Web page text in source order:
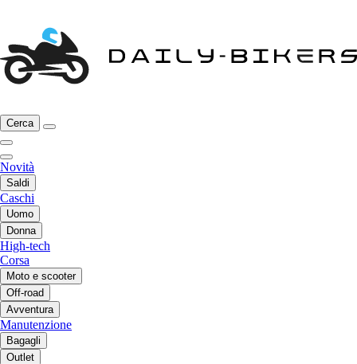
Cerca
Novità
Saldi
Caschi
Uomo
Donna
High-tech
Corsa
Moto e scooter
Off-road
Avventura
Manutenzione
Bagagli
Outlet